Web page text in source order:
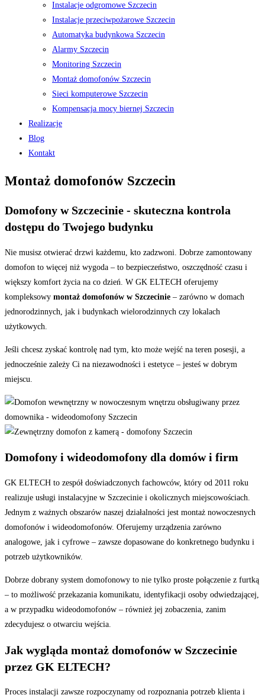
Instalacje odgromowe Szczecin
Instalacje przeciwpożarowe Szczecin
Automatyka budynkowa Szczecin
Alarmy Szczecin
Monitoring Szczecin
Montaż domofonów Szczecin
Sieci komputerowe Szczecin
Kompensacja mocy biernej Szczecin
Realizacje
Blog
Kontakt
Montaż domofonów Szczecin
Domofony w Szczecinie - skuteczna kontrola
dostępu do Twojego budynku
Nie musisz otwierać drzwi każdemu, kto zadzwoni. Dobrze zamontowany
domofon to więcej niż wygoda – to bezpieczeństwo, oszczędność czasu i
większy komfort życia na co dzień. W GK ELTECH oferujemy
kompleksowy montaż domofonów w Szczecinie – zarówno w domach
jednorodzinnych, jak i budynkach wielorodzinnych czy lokalach
użytkowych.
Jeśli chcesz zyskać kontrolę nad tym, kto może wejść na teren posesji, a
jednocześnie zależy Ci na niezawodności i estetyce – jesteś w dobrym
miejscu.
Domofony i wideodomofony dla domów i firm
GK ELTECH to zespół doświadczonych fachowców, który od 2011 roku
realizuje usługi instalacyjne w Szczecinie i okolicznych miejscowościach.
Jednym z ważnych obszarów naszej działalności jest montaż nowoczesnych
domofonów i wideodomofonów. Oferujemy urządzenia zarówno
analogowe, jak i cyfrowe – zawsze dopasowane do konkretnego budynku i
potrzeb użytkowników.
Dobrze dobrany system domofonowy to nie tylko proste połączenie z furtką
– to możliwość przekazania komunikatu, identyfikacji osoby odwiedzającej,
a w przypadku wideodomofonów – również jej zobaczenia, zanim
zdecydujesz o otwarciu wejścia.
Jak wygląda montaż domofonów w Szczecinie
przez GK ELTECH?
Proces instalacji zawsze rozpoczynamy od rozpoznania potrzeb klienta i